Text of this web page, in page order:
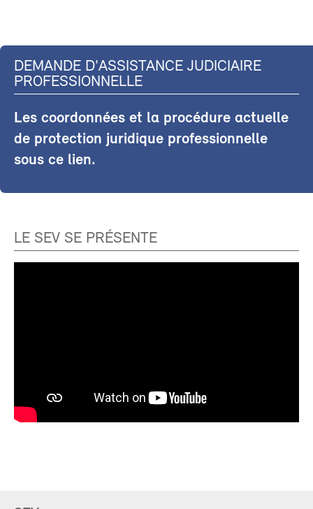
DEMANDE D'ASSISTANCE JUDICIAIRE
PROFESSIONNELLE
Les coordonnées et la procédure actuelle
de protection juridique professionnelle
sous ce lien.
LE SEV SE PRÉSENTE